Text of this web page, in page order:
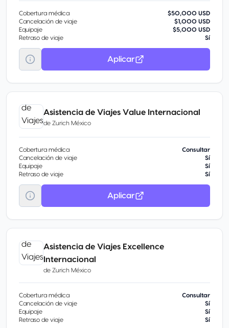
Cobertura médica
$50,000 USD
Cancelación de viaje
$1,000 USD
Equipaje
$5,000 USD
Retraso de viaje
Sí
Aplicar
Asistencia de Viajes Value Internacional
de Zurich México
Cobertura médica
Consultar
Cancelación de viaje
Sí
Equipaje
Sí
Retraso de viaje
Sí
Aplicar
Asistencia de Viajes Excellence
Internacional
de Zurich México
Cobertura médica
Consultar
Cancelación de viaje
Sí
Equipaje
Sí
Retraso de viaje
Sí